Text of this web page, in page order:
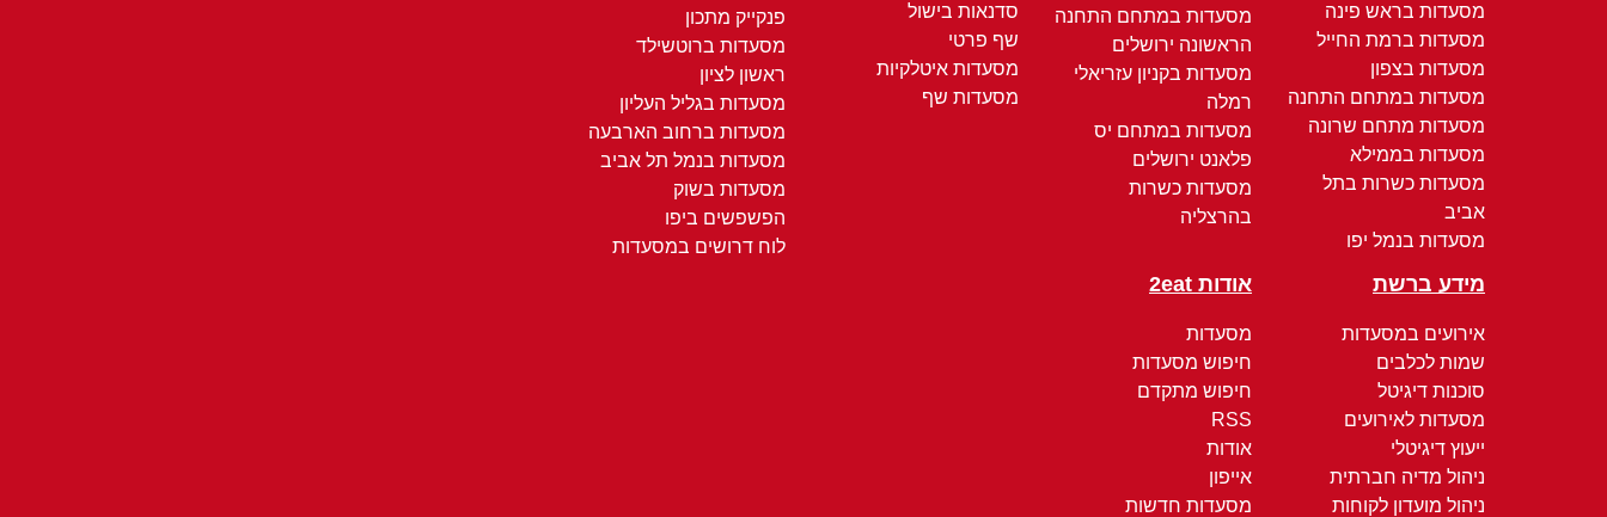
מסעדות בראש פינה
מסעדות ברמת החייל
מסעדות בצפון
מסעדות במתחם התחנה
מסעדות מתחם שרונה
מסעדות בממילא
מסעדות כשרות בתל
אביב
מסעדות בנמל יפו
מסעדות במתחם התחנה
הראשונה ירושלים
מסעדות בקניון עזריאלי
רמלה
מסעדות במתחם יס
פלאנט ירושלים
מסעדות כשרות
בהרצליה
סדנאות בישול
שף פרטי
מסעדות איטלקיות
מסעדות שף
פנקייק מתכון
מסעדות ברוטשילד
ראשון לציון
מסעדות בגליל העליון
מסעדות ברחוב הארבעה
מסעדות בנמל תל אביב
מסעדות בשוק
הפשפשים ביפו
לוח דרושים במסעדות
מידע ברשת
אירועים במסעדות
שמות לכלבים
סוכנות דיגיטל
מסעדות לאירועים
ייעוץ דיגיטלי
ניהול מדיה חברתית
ניהול מועדון לקוחות
אודות 2eat
מסעדות
חיפוש מסעדות
חיפוש מתקדם
RSS
אודות
אייפון
מסעדות חדשות